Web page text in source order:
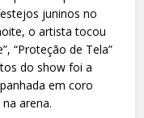
juninos no
o artista tocou
“Proteção de Tela”
do show foi a
em coro
arena.